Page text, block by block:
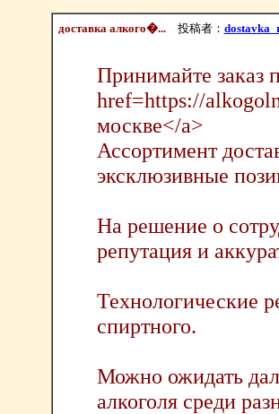
доставка алкого�...投稿者：
Принимайте заказ
href=https://
москве</a>
Ассортимент
эксклюзивные
На решение о
репутация и
Технологические
спиртного.
Можно ожидать
алкоголя среди